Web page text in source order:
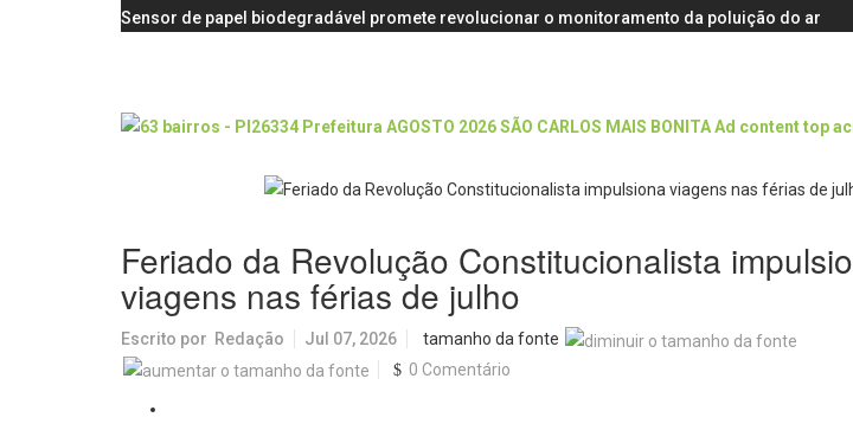
Sensor de papel biodegradável promete revolucionar o monitoramento da poluição do ar
Feriado da Revolução Constitucionalista
viagens nas férias de julho
Escrito por Redação Jul 07, 2026
tamanho da fonte
0 Comentário